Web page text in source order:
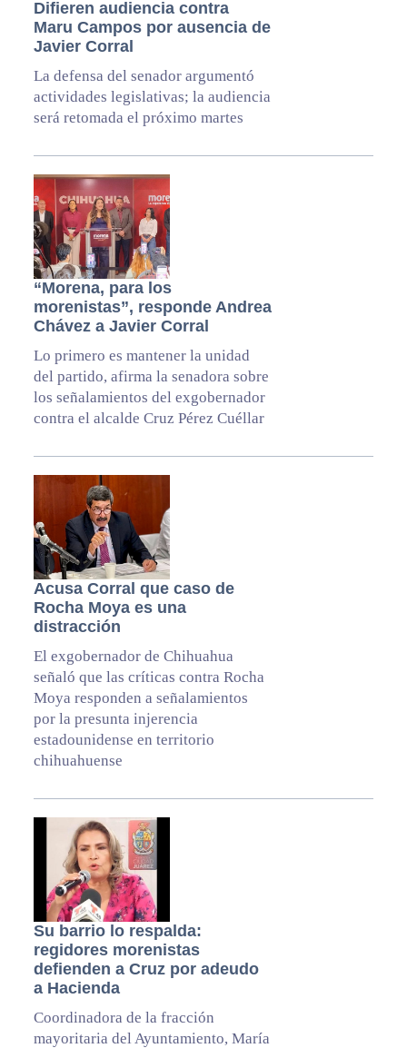
Difieren audiencia contra
Maru Campos por ausencia de
Javier Corral
La defensa del senador argumentó
actividades legislativas; la audiencia
será retomada el próximo martes
“Morena, para los
morenistas”, responde Andrea
Chávez a Javier Corral
Lo primero es mantener la unidad
del partido, afirma la senadora sobre
los señalamientos del exgobernador
contra el alcalde Cruz Pérez Cuéllar
Acusa Corral que caso de
Rocha Moya es una
distracción
El exgobernador de Chihuahua
señaló que las críticas contra Rocha
Moya responden a señalamientos
por la presunta injerencia
estadounidense en territorio
chihuahuense
Su barrio lo respalda:
regidores morenistas
defienden a Cruz por adeudo
a Hacienda
Coordinadora de la fracción
mayoritaria del Ayuntamiento, María